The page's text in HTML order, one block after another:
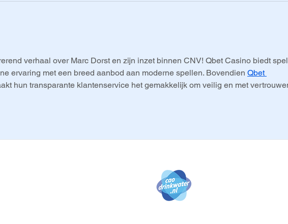
5 uit 5 sterren.
verhaal over Marc Dorst en zijn inzet binnen CNV! Qbet Casino biedt
ervaring met een breed aanbod aan moderne spellen. Bovendien Qbet
hun transparante klantenservice het gemakkelijk om veilig en met